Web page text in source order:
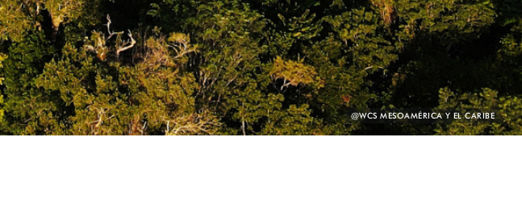
PHOTO
CREDIT:
@WCS MESOAMÉRICA Y EL CARIBE